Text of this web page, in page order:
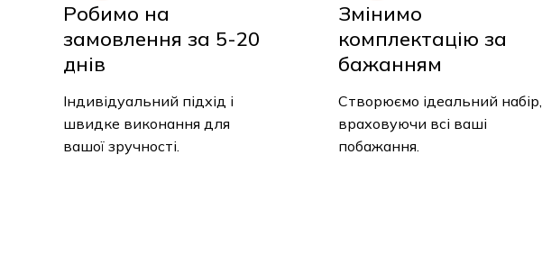
Робимо на
замовлення за 5-20
днів
Індивідуальний підхід і
швидке виконання для
вашої зручності.
Змінимо
комплектацію за
бажанням
Створюємо ідеальний набір,
враховуючи всі ваші
побажання.